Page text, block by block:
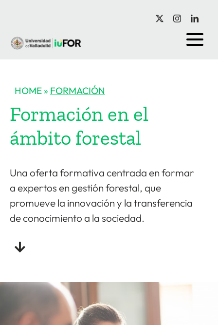
contenido
HOME » FORMACIÓN
Formación en el
ámbito forestal
Una oferta formativa centrada en formar
a expertos en gestión forestal, que
promueve la innovación y la transferencia
de conocimiento a la sociedad.